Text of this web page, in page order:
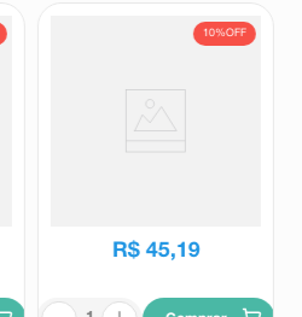
10%OFF
R$ 45,19